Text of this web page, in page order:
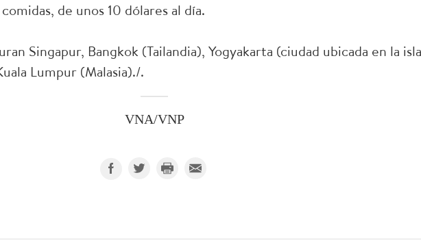
de unos 10 dólares al día.
Singapur, Bangkok (Tailandia), Yogyakarta (ciudad ubicada en la isla
Lumpur (Malasia)./.
VNA/VNP